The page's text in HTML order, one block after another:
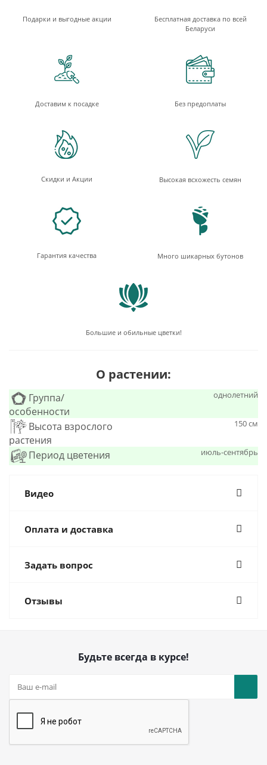
Подарки и выгодные акции
Бесплатная доставка по всей
Беларуси
Доставим к посадке Без предоплаты
Скидки и Акции Высокая всхожесть семян
Гарантия качества Много шикарных бутонов
Большие и обильные цветки!
О растении:
Группа/
особенности
однолетний
Высота взрослого
растения
150 см
Период цветения июль-сентябрь
Видео
Оплата и доставка
Задать вопрос
Отзывы
Будьте всегда в курсе!